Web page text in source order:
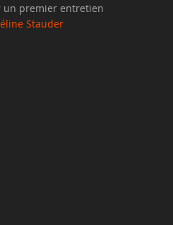
un premier entretien
Stauder